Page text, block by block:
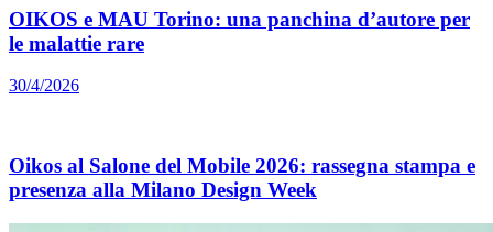
OIKOS e MAU Torino: una panchina d’autore per
le malattie rare
30/4/2026
Oikos al Salone del Mobile 2026: rassegna stampa e
presenza alla Milano Design Week